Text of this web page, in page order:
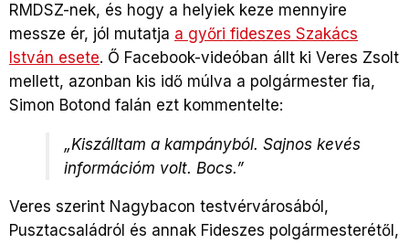
RMDSZ-nek, és hogy a helyiek keze mennyire
messze ér, jól mutatja a győri fideszes Szakács
István esete. Ő Facebook-videóban állt ki Veres Zsolt
mellett, azonban kis idő múlva a polgármester fia,
Simon Botond falán ezt kommentelte:
„Kiszálltam a kampányból. Sajnos kevés
információm volt. Bocs.”
Veres szerint Nagybacon testvérvárosából,
Pusztacsaládról és annak Fideszes polgármesterétől,